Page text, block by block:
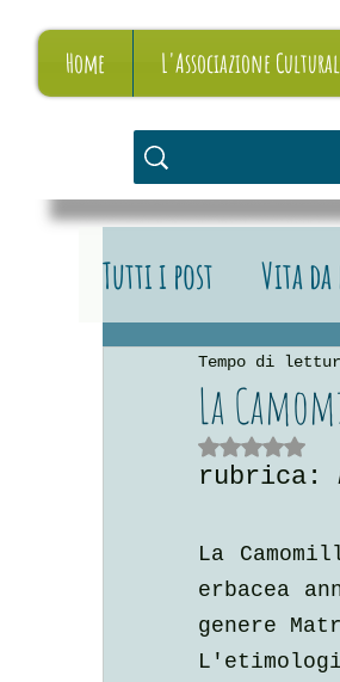
Home L'Associazione
Tutti i post Vita
Vita da editore
La
Tempo di
Valutazione NaN
rubrica:
La
erbacea
genere